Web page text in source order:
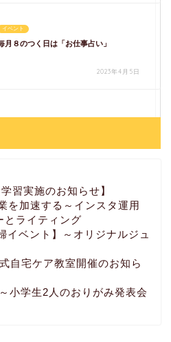
イベント
月８のつく日は「お仕事占い」
2023年4月5日
習実施のお知らせ】
を加速する～インスタ運用
とライティング
イベント】～オリジナルジュ
自宅ケア教室開催のお知ら
小学生2人のおりがみ発表会